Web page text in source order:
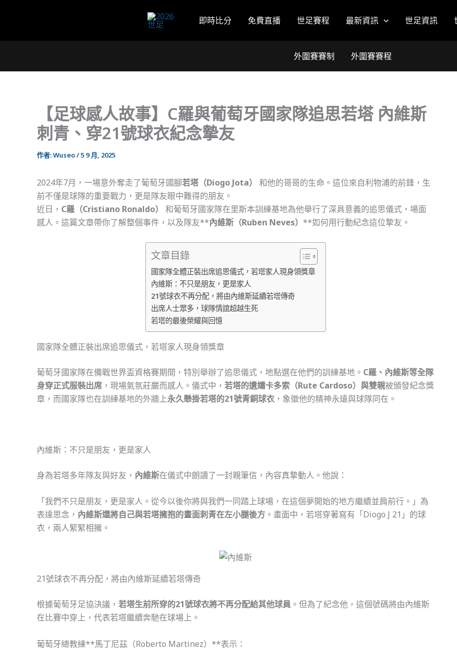
容
即時比分 免費直播 世足賽程 最新資訊 世足資訊
外圍賽賽制 外圍賽賽程
【足球感人故事】C羅與葡萄牙國家隊追思若塔 內維斯
刺青、穿21號球衣紀念摯友
作者:Wuseo/5 9 月, 2025
2024年7月，一場意外奪走了葡萄牙國腳若塔（Diogo Jota）
和他的哥哥的生命。這位來自利物浦的前鋒，生
前不僅是球隊的重要戰力，更是隊友眼中難得的朋友。
近日， C羅（Cristiano Ronaldo）
和葡萄牙國家隊在里斯本訓練基地為他舉行了深具意義的追思儀式，場面
感人。這篇文章帶你了解整個事件，以及隊友**內維斯（Ruben Neves） **如何用行動紀念這位摯友。
文章目錄
國家隊全體正裝出席追思儀式，若塔家人現身領獎章
內維斯：不只是朋友，更是家人
21號球衣不再分配，將由內維斯延續若塔傳奇
出席人士眾多，球隊情誼超越生死
若塔的最後榮耀與回憶
國家隊全體正裝出席追思儀式，若塔家人現身領獎章
葡萄牙國家隊在備戰世界盃資格賽期間，特別舉辦了追思儀式，地點選在他們的訓練基地。 C羅、內維斯等全隊
身穿正式服裝出席 ，現場氣氛莊嚴而感人。儀式中， 若塔的遺孀卡多索（Rute Cardoso）與雙親被頒發紀念獎
章，而國家隊也在訓練基地的外牆上永久懸掛若塔的21號青銅球衣 ，象徵他的精神永遠與球隊同在。
內維斯：不只是朋友，更是家人
身為若塔多年隊友與好友， 內維斯在儀式中朗讀了一封親筆信，內容真摯動人。他說：
「我們不只是朋友，更是家人。從今以後你將與我們一同踏上球場，在這個夢開始的地方繼續並肩前行。」為
表達思念， 內維斯還將自己與若塔擁抱的畫面刺青在左小腿後方 。畫面中，若塔穿著寫有「Diogo J 21」的球
衣，兩人緊緊相擁。
21號球衣不再分配，將由內維斯延續若塔傳奇
根據葡萄牙足協決議， 若塔生前所穿的21號球衣將不再分配給其他球員 。但為了紀念他，這個號碼將由內維斯
在比賽中穿上，代表若塔繼續奔馳在球場上。
葡萄牙總教練**馬丁尼茲（Roberto Martinez）**表示：